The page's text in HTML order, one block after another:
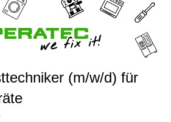
(m/w/d) für